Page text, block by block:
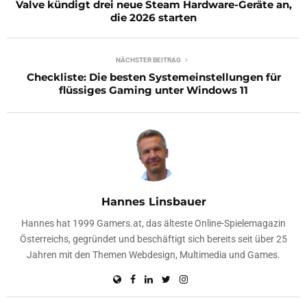
Valve kündigt drei neue Steam Hardware-Geräte an,
die 2026 starten
NÄCHSTER BEITRAG
Checkliste: Die besten Systemeinstellungen für
flüssiges Gaming unter Windows 11
Hannes Linsbauer
Hannes hat 1999 Gamers.at, das älteste Online-Spielemagazin
Österreichs, gegründet und beschäftigt sich bereits seit über 25
Jahren mit den Themen Webdesign, Multimedia und Games.